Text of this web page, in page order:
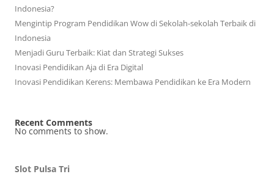
Indonesia?
Mengintip Program Pendidikan Wow di Sekolah-sekolah Terbaik di
Indonesia
Menjadi Guru Terbaik: Kiat dan Strategi Sukses
Inovasi Pendidikan Aja di Era Digital
Inovasi Pendidikan Kerens: Membawa Pendidikan ke Era Modern
Recent Comments
No comments to show.
Slot Pulsa Tri